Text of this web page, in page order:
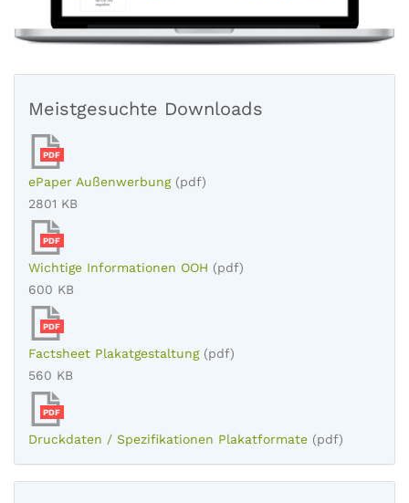
Meistgesuchte Downloads
PDF
ePaper Außenwerbung (pdf)
2801 KB
PDF
Wichtige Informationen OOH (pdf)
600 KB
PDF
Factsheet Plakatgestaltung (pdf)
560 KB
PDF
Druckdaten / Spezifikationen Plakatformate (pdf)